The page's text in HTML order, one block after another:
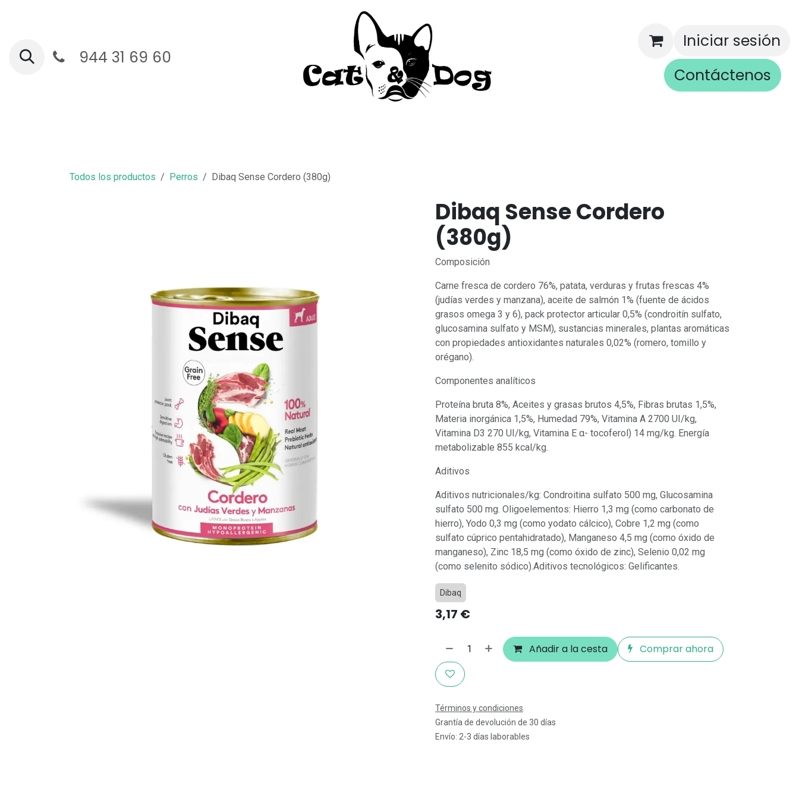
944 31 69 60
Iniciar sesión
Contáctenos
Todos los productos Perros Dibaq Sense Cordero (380g)
Dibaq Sense Cordero
(380g)
Composición
Carne fresca de cordero 76%, patata, verduras y frutas frescas 4%
(judías verdes y manzana), aceite de salmón 1% (fuente de ácidos
grasos omega 3 y 6), pack protector articular 0,5% (condroitín sulfato,
glucosamina sulfato y MSM), sustancias minerales, plantas aromáticas
con propiedades antioxidantes naturales 0,02% (romero, tomillo y
orégano).
Componentes analíticos
Proteína bruta 8%, Aceites y grasas brutos 4,5%, Fibras brutas 1,5%,
Materia inorgánica 1,5%, Humedad 79%, Vitamina A 2700 UI/kg,
Vitamina D3 270 UI/kg, Vitamina E α- tocoferol) 14 mg/kg. Energía
metabolizable 855 kcal/kg.
Aditivos
Aditivos nutricionales/kg: Condroitina sulfato 500 mg, Glucosamina
sulfato 500 mg. Oligoelementos: Hierro 1,3 mg (como carbonato de
hierro), Yodo 0,3 mg (como yodato cálcico), Cobre 1,2 mg (como
sulfato cúprico pentahidratado), Manganeso 4,5 mg (como óxido de
manganeso), Zinc 18,5 mg (como óxido de zinc), Selenio 0,02 mg
(como selenito sódico).Aditivos tecnológicos: Gelificantes.
Dibaq
3,17 €
Añadir a la cesta Comprar ahora
Términos y condiciones
Grantía de devolución de 30 días
Envío: 2-3 días laborables